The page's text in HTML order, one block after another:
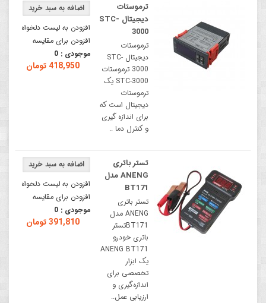
افزودن به لیست دلخواه
افزودن برای مقایسه
موجودی : 0
418,950 تومان
ترموستات
دیجیتال STC-
3000
ترموستات
دیجیتال STC-
3000 ترموستات
STC-3000 یک
ترموستات
دیجیتال است که
برای اندازه گیری
و کنترل دما ..
افزودن به لیست دلخواه
افزودن برای مقایسه
موجودی : 0
391,810 تومان
تستر باتری
ANENG مدل
BT171
تستر باتری
ANENG مدل
BT171تستر
باتری خودرو
ANENG BT171
یک ابزار
تخصصی برای
اندازه‌گیری و
ارزیابی عمل..